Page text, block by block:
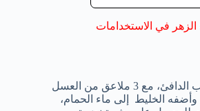
الزهر في الاستخدامات
مزج 2-3 أكواب من الحليب الدافئ، مع 3 ملاعق من العسل
وأضفه الخليط إلى ماء الحمام،